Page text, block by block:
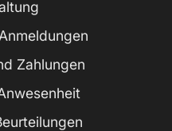
Zahlungen